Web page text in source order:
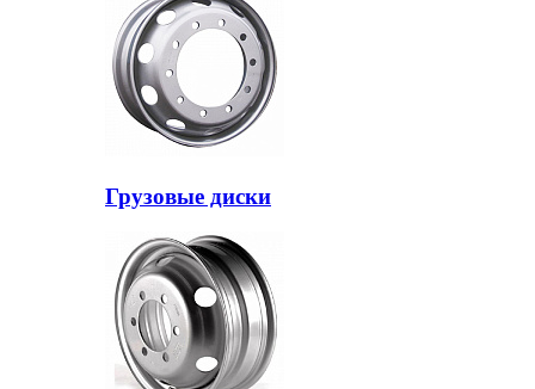
Грузовые диски